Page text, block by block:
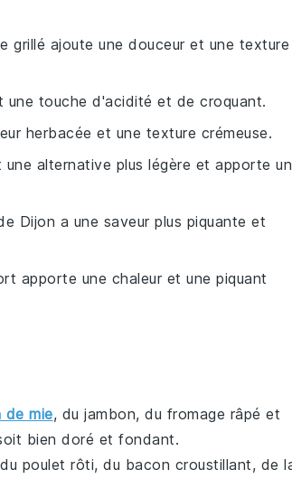
grillé ajoute une douceur et une texture
une touche d'acidité et de croquant.
herbacée et une texture crémeuse.
alternative plus légère et apporte
Dijon a une saveur plus piquante et
apporte une chaleur et une piquant
de mie, du jambon, du fromage râpé et
bien doré et fondant.
poulet rôti, du bacon croustillant, de